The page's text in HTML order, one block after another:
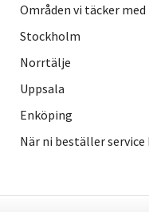
Områden vi täcker
Stockholm
Norrtälje
Uppsala
Enköping
När ni beställer